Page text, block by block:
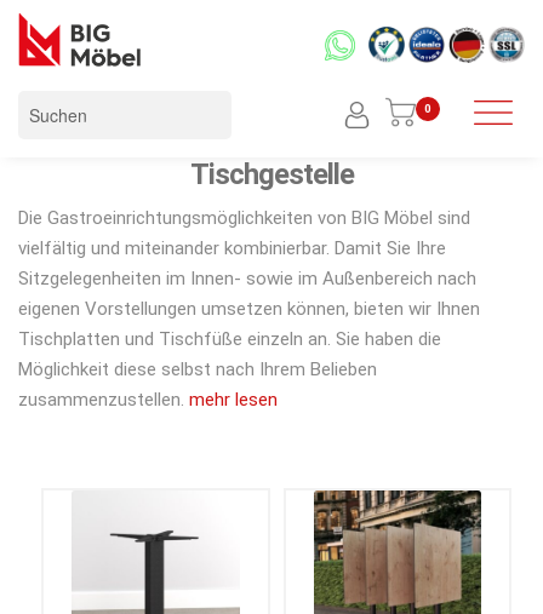
0
Tischgestelle
Die Gastroeinrichtungsmöglichkeiten von BIG Möbel sind
vielfältig und miteinander kombinierbar. Damit Sie Ihre
Sitzgelegenheiten im Innen- sowie im Außenbereich nach
eigenen Vorstellungen umsetzen können, bieten wir Ihnen
Tischplatten und Tischfüße einzeln an. Sie haben die
Möglichkeit diese selbst nach Ihrem Belieben
zusammenzustellen. mehr lesen